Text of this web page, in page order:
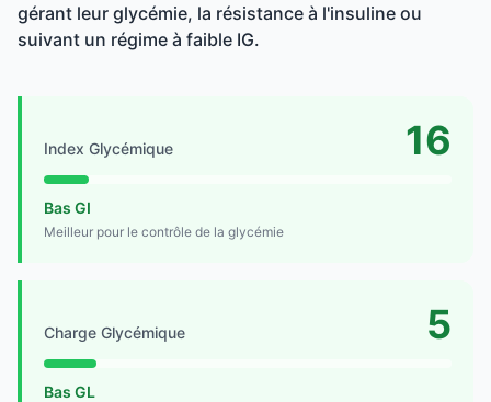
gérant leur glycémie, la résistance à l'insuline ou
suivant un régime à faible IG.
Index Glycémique 16
Bas GI
Meilleur pour le contrôle de la glycémie
Charge Glycémique 5
Bas GL